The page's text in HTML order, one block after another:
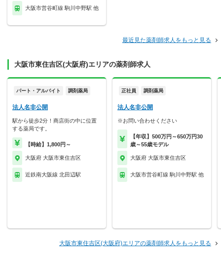
大阪市営谷町線 駒川中野駅 他
最近見た薬剤師求人をもっと見る
大阪市東住吉区(大阪府)エリアの薬剤師求人
パート・アルバイト 調剤薬局
法人名非公開
駅から徒歩2分！商店街の中に位置
する薬局です。
【時給】1,800円～
大阪府 大阪市東住吉区
近鉄南大阪線 北田辺駅
正社員 調剤薬局
法人名非公開
※お問い合わせください
【年収】500万円～650万円30
歳～55歳モデル
大阪府 大阪市東住吉区
大阪市営谷町線 駒川中野駅 他
大阪市東住吉区(大阪府)エリアの薬剤師求人をもっと見る